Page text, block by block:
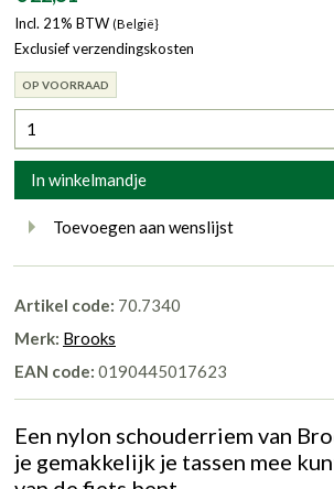
Incl. 21% BTW (België}
Exclusief verzendingskosten
OP VOORRAAD
In winkelmandje
Toevoegen aan wenslijst
Artikel code: 70.7340
Merk: Brooks
EAN code: 0190445017623
Een nylon schouderriem van
je gemakkelijk je tassen mee